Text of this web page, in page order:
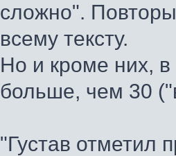
сложно".
всему тексту.
Но и кроме них, в
больше, чем 30
"Густав отметил